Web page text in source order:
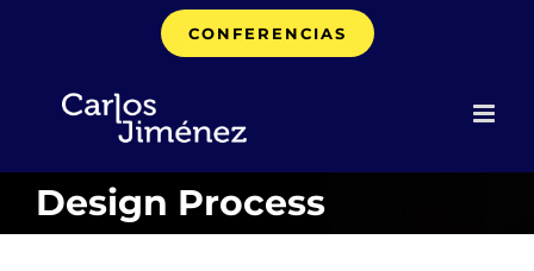
CONFERENCIAS
Design Process